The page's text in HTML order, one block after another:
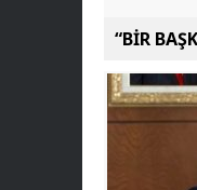
“BİR